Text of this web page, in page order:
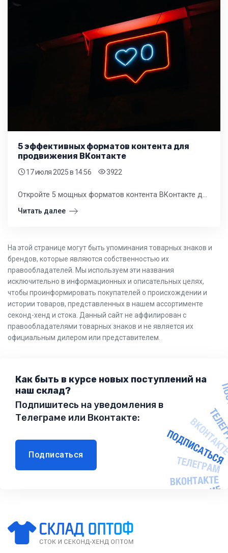
5 эффективных форматов контента для
продвижения ВКонтакте
17 июля 2025в 14:56 3922
Откройте 5 мощных форматов контента ВКонтакте для владельцев розничных магазинов одежды и обуви. Узнайте, как видео, фото, тексты и опросы увеличат продажи и лояльность покупателей. Практические советы для российского ритейла.
Читать далее
На этой странице могут быть упоминания товарных знаков и
брендов, которые являются собственностью их
правообладателей. Мы используем эти названия
исключительно в информационных и описательных целях,
чтобы проинформировать покупателей о происхождении и
истории товаров, представленных в нашем ассортименте
секонд-хенд и стока. Данный сайт не аффилирован с
правообладателями товарных знаков и не является их
официальным дилером или представителем.
Как быть в курсе новых поступлений на
наш склад?
Подпишитесь на уведомления в
Телеграме или Вконтакте:
Подписаться